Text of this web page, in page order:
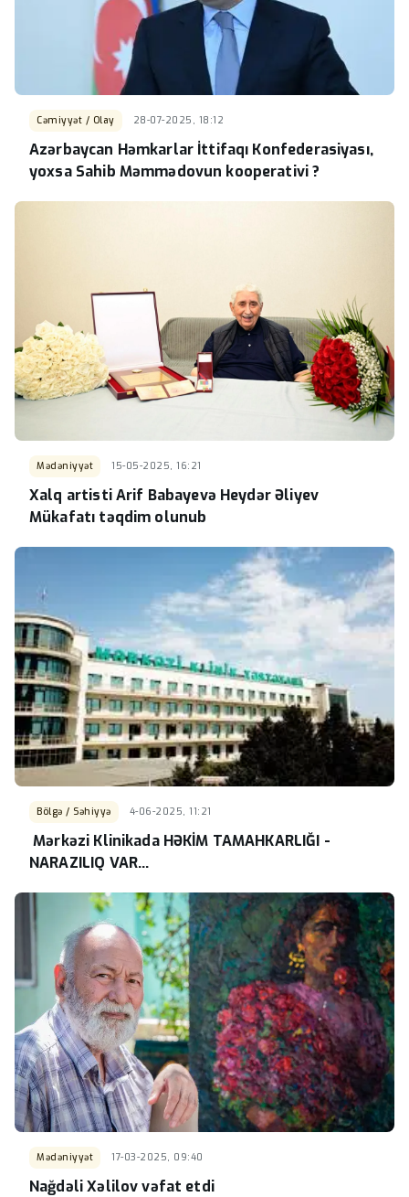
Cəmiyyət / Olay 28-07-2025, 18:12
Azərbaycan Həmkarlar İttifaqı Konfederasiyası,
yoxsa Sahib Məmmədovun kooperativi ?
Mədəniyyət 15-05-2025, 16:21
Xalq artisti Arif Babayevə Heydər Əliyev
Mükafatı təqdim olunub
Bölgə / Səhiyyə 4-06-2025, 11:21
Mərkəzi Klinikada HƏKİM TAMAHKARLIĞI -
NARAZILIQ VAR...
Mədəniyyət 17-03-2025, 09:40
Nağdəli Xəlilov vəfat etdi